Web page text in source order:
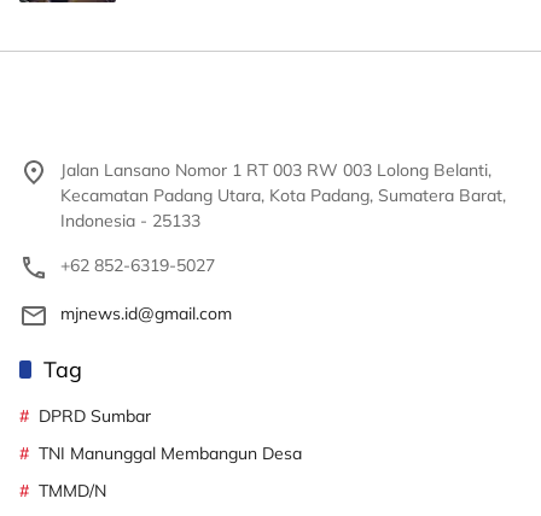
Jalan Lansano Nomor 1 RT 003 RW 003 Lolong Belanti,
Kecamatan Padang Utara, Kota Padang, Sumatera Barat,
Indonesia - 25133
+62 852-6319-5027
mjnews.id@gmail.com
Tag
DPRD Sumbar
TNI Manunggal Membangun Desa
TMMD/N